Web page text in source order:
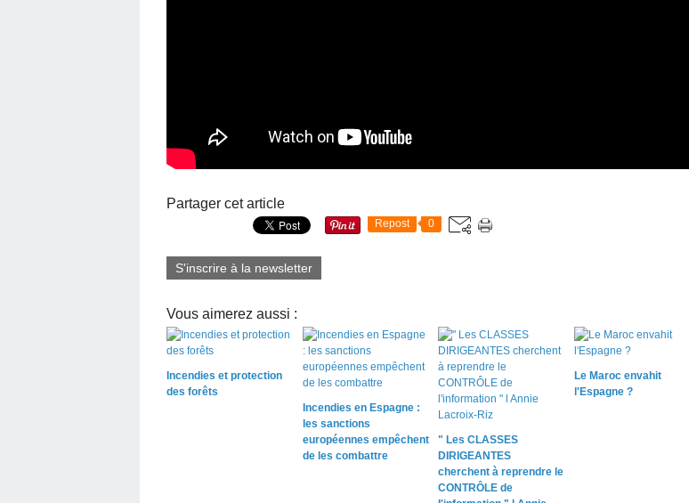
Partager cet article
Repost 0
S'inscrire à la newsletter
Vous aimerez aussi :
Incendies et protection
des forêts
Incendies en Espagne :
les sanctions
européennes empêchent
de les combattre
" Les CLASSES
DIRIGEANTES
cherchent à reprendre le
CONTRÔLE de
Le Maroc envahit
l'Espagne ?